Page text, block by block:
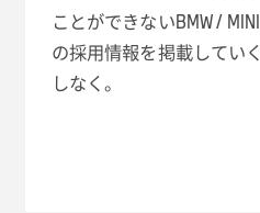
ことができないBMW /
の採用情報を掲載してい
しなく。